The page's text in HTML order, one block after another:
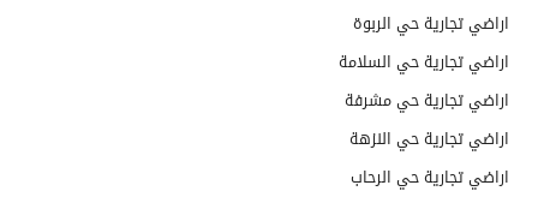
هل يوجد اي التزام على
العقار ؟
مطابقة لكود البناء
السعودي
اراضي تجارية حي الربوة
اراضي تجارية حي السلامة
اراضي تجارية حي مشرفة
اراضي تجارية حي النزهة
اراضي تجارية حي الرحاب